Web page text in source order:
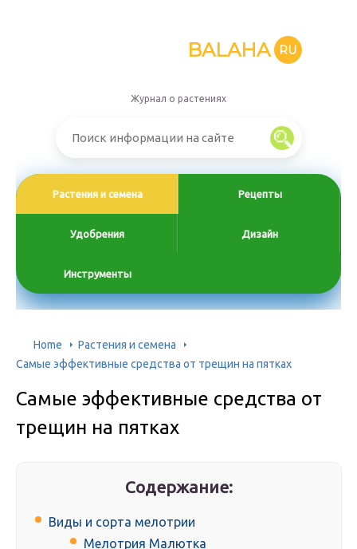
BALAHA RU
Журнал о растениях
Растения и семена Рецепты
Удобрения Дизайн
Инструменты
Home
Растения и семена
Самые эффективные средства от трещин на пятках
Самые эффективные средства от
трещин на пятках
Содержание:
Виды и сорта мелотрии
Мелотрия Малютка